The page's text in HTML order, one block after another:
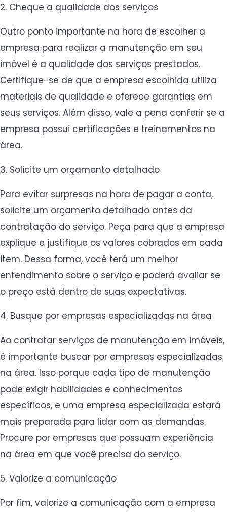
2. Cheque a qualidade dos serviços
Outro ponto importante na hora de escolher a
empresa para realizar a manutenção em seu
imóvel é a qualidade dos serviços prestados.
Certifique-se de que a empresa escolhida utiliza
materiais de qualidade e oferece garantias em
seus serviços. Além disso, vale a pena conferir se a
empresa possui certificações e treinamentos na
área.
3. Solicite um orçamento detalhado
Para evitar surpresas na hora de pagar a conta,
solicite um orçamento detalhado antes da
contratação do serviço. Peça para que a empresa
explique e justifique os valores cobrados em cada
item. Dessa forma, você terá um melhor
entendimento sobre o serviço e poderá avaliar se
o preço está dentro de suas expectativas.
4. Busque por empresas especializadas na área
Ao contratar serviços de manutenção em imóveis,
é importante buscar por empresas especializadas
na área. Isso porque cada tipo de manutenção
pode exigir habilidades e conhecimentos
específicos, e uma empresa especializada estará
mais preparada para lidar com as demandas.
Procure por empresas que possuam experiência
na área em que você precisa do serviço.
5. Valorize a comunicação
Por fim, valorize a comunicação com a empresa